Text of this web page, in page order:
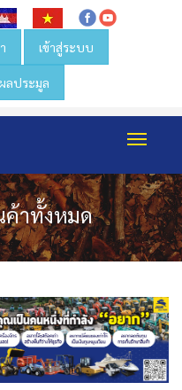
เข้าสู่ระบบ
ลประมูล
าทั้งหมด